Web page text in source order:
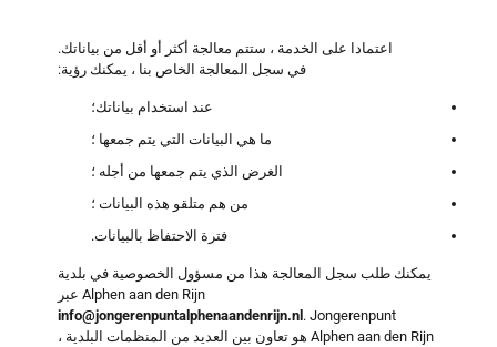
اعتمادا على الخدمة ، ستتم معالجة أكثر أو أقل من بياناتك.
في سجل المعالجة الخاص بنا ، يمكنك رؤية:
عند استخدام بياناتك؛
ما هي البيانات التي يتم جمعها ؛
الغرض الذي يتم جمعها من أجله ؛
من هم متلقو هذه البيانات ؛
فترة الاحتفاظ بالبيانات.
يمكنك طلب سجل المعالجة هذا من مسؤول الخصوصية في بلدية
Alphen aan den Rijn عبر
info@jongerenpuntalphenaandenrijn.nl. Jongerenpunt
Alphen aan den Rijn هو تعاون بين العديد من المنظمات البلدية ،